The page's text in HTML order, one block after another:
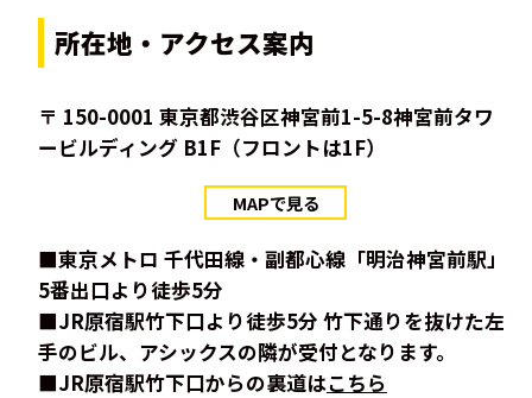
所在地・アクセス案内
〒 150-0001 東京都渋谷区神宮前1-5-8神宮前タワ
ービルディング B1F（フロントは1F）
MAPで見る
■東京メトロ 千代田線・副都心線「明治神宮前駅」
5番出口より徒歩5分
■JR原宿駅竹下口より徒歩5分 竹下通りを抜けた左
手のビル、アシックスの隣が受付となります。
■JR原宿駅竹下口からの裏道はこちら